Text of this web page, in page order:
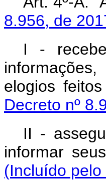
8.956, de
I -
elogios
Decreto nº
II -
informar
(Incluído